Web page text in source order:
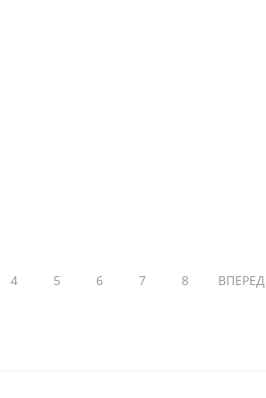
4 5 6 7 8 ВПЕРЕД